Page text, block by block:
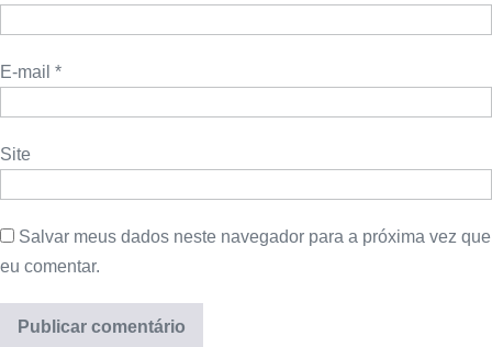
E-mail *
Site
Salvar meus dados neste navegador para a próxima vez que
eu comentar.